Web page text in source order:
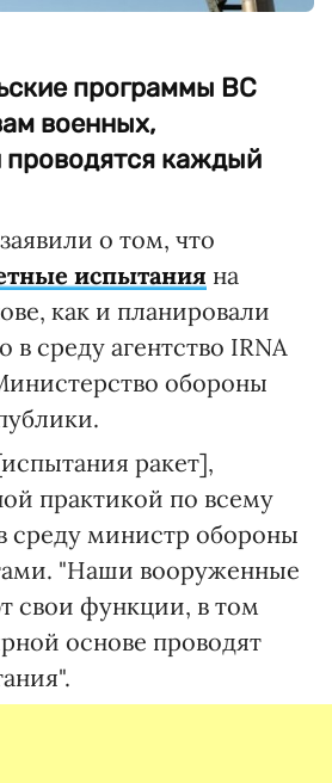
программы ВС
военных,
проводятся каждый
о том, что
испытания на
как и планировали
среду агентство IRNA
обороны
ракет],
практикой по всему
среду министр обороны
"Наши вооруженные
свои функции, в том
основе проводят